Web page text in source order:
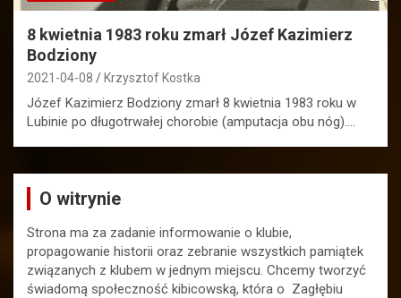
8 kwietnia 1983 roku zmarł Józef Kazimierz
Bodziony
2021-04-08 Krzysztof Kostka
Józef Kazimierz Bodziony zmarł 8 kwietnia 1983 roku w
Lubinie po długotrwałej chorobie (amputacja obu nóg).…
O witrynie
Strona ma za zadanie informowanie o klubie,
propagowanie historii oraz zebranie wszystkich pamiątek
związanych z klubem w jednym miejscu. Chcemy tworzyć
świadomą społeczność kibicowską, która o Zagłębiu